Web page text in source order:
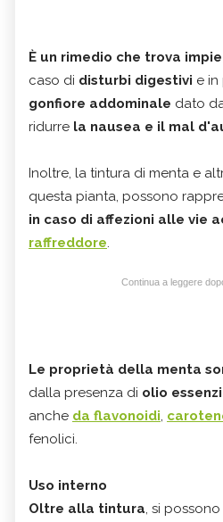
È un rimedio che trova
caso di disturbi digestivi e
gonfiore addominale dato
ridurre la nausea e il mal
Inoltre, la tintura di menta e
questa pianta, possono
in caso di affezioni alle vie
raffreddore.
Continua a leggere
Le proprietà della menta
dalla presenza di olio
anche da flavonoidi,
fenolici.
Uso interno
Oltre alla tintura, si